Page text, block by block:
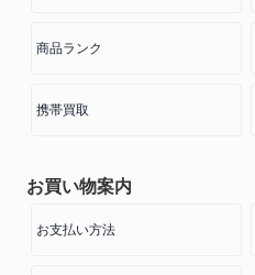
商品ランク
携帯買取
お買い物案内
お支払い方法